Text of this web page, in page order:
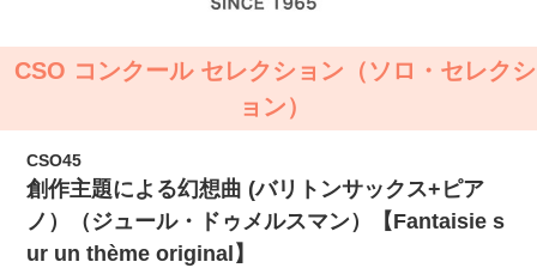
CSO コンクール セレクション（ソロ・セレクシ
ョン）
CSO45
創作主題による幻想曲 (バリトンサックス+ピア
ノ）（ジュール・ドゥメルスマン）【Fantaisie s
ur un thème original】